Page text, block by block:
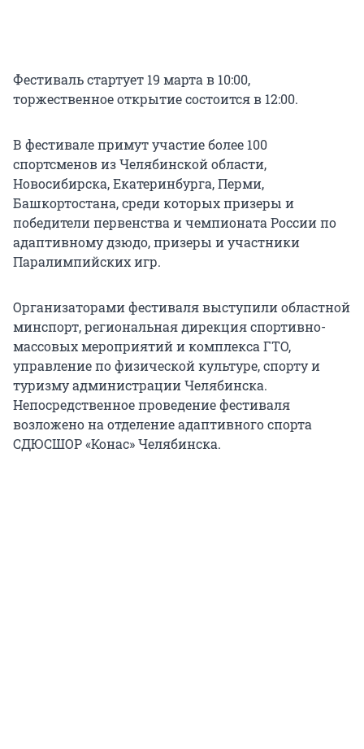
Фестиваль стартует 19 марта в 10:00,
торжественное открытие состоится в 12:00.
В фестивале примут участие более 100
спортсменов из Челябинской области,
Новосибирска, Екатеринбурга, Перми,
Башкортостана, среди которых призеры и
победители первенства и чемпионата России по
адаптивному дзюдо, призеры и участники
Паралимпийских игр.
Организаторами фестиваля выступили областной
минспорт, региональная дирекция спортивно-
массовых мероприятий и комплекса ГТО,
управление по физической культуре, спорту и
туризму администрации Челябинска.
Непосредственное проведение фестиваля
возложено на отделение адаптивного спорта
СДЮСШОР «Конас» Челябинска.